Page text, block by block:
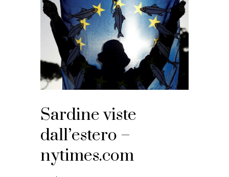
Sardine viste
dall’estero –
nytimes.com